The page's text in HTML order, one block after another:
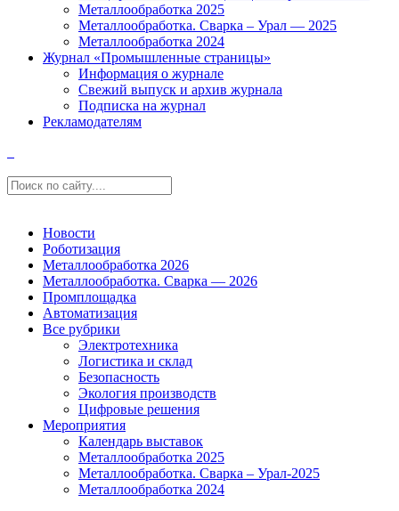
Металлообработка 2025
Металлообработка. Сварка – Урал — 2025
Металлообработка 2024
Журнал «Промышленные страницы»
Информация о журнале
Свежий выпуск и архив журнала
Подписка на журнал
Рекламодателям
Новости
Роботизация
Металлообработка 2026
Металлообработка. Сварка — 2026
Промплощадка
Автоматизация
Все рубрики
Электротехника
Логистика и склад
Безопасность
Экология производств
Цифровые решения
Мероприятия
Календарь выставок
Металлообработка 2025
Металлообработка. Сварка – Урал-2025
Металлообработка 2024